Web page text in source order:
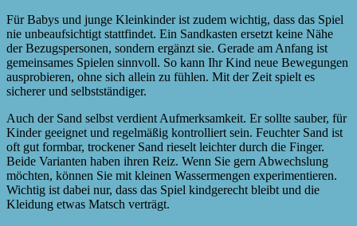
Für Babys und junge Kleinkinder ist zudem wichtig, dass das Spiel
nie unbeaufsichtigt stattfindet. Ein Sandkasten ersetzt keine Nähe
der Bezugspersonen, sondern ergänzt sie. Gerade am Anfang ist
gemeinsames Spielen sinnvoll. So kann Ihr Kind neue Bewegungen
ausprobieren, ohne sich allein zu fühlen. Mit der Zeit spielt es
sicherer und selbstständiger.
Auch der Sand selbst verdient Aufmerksamkeit. Er sollte sauber, für
Kinder geeignet und regelmäßig kontrolliert sein. Feuchter Sand ist
oft gut formbar, trockener Sand rieselt leichter durch die Finger.
Beide Varianten haben ihren Reiz. Wenn Sie gern Abwechslung
möchten, können Sie mit kleinen Wassermengen experimentieren.
Wichtig ist dabei nur, dass das Spiel kindgerecht bleibt und die
Kleidung etwas Matsch verträgt.